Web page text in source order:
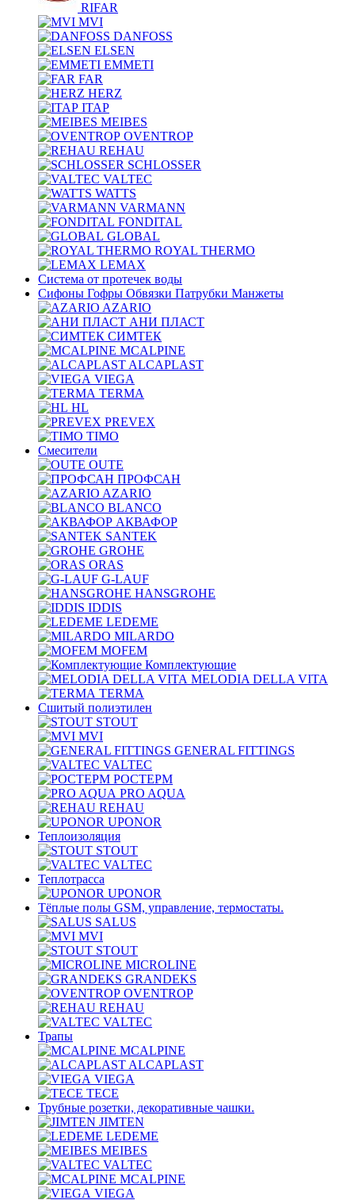
RIFAR
MVI
DANFOSS
ELSEN
EMMETI
FAR
HERZ
ITAP
MEIBES
OVENTROP
REHAU
SCHLOSSER
VALTEC
WATTS
VARMANN
FONDITAL
GLOBAL
ROYAL THERMO
LEMAX
Система от протечек воды
Сифоны Гофры Обвязки Патрубки Манжеты
AZARIO
АНИ ПЛАСТ
СИМТЕК
MCALPINE
ALCAPLAST
VIEGA
TERMA
HL
PREVEX
TIMO
Смесители
OUTE
ПРОФСАН
AZARIO
BLANCO
АКВАФОР
SANTEK
GROHE
ORAS
G-LAUF
HANSGROHE
IDDIS
LEDEME
MILARDO
MOFEM
Комплектующие
MELODIA DELLA VITA
TERMA
Сшитый полиэтилен
STOUT
MVI
GENERAL FITTINGS
VALTEC
РОСТЕРМ
PRO AQUA
REHAU
UPONOR
Теплоизоляция
STOUT
VALTEC
Теплотрасса
UPONOR
Тёплые полы GSM, управление, термостаты.
SALUS
MVI
STOUT
MICROLINE
GRANDEKS
OVENTROP
REHAU
VALTEC
Трапы
MCALPINE
ALCAPLAST
VIEGA
TECE
Трубные розетки, декоративные чашки.
JIMTEN
LEDEME
MEIBES
VALTEC
MCALPINE
VIEGA